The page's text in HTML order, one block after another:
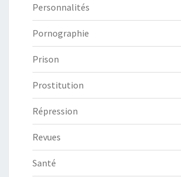
Personnalités
Pornographie
Prison
Prostitution
Répression
Revues
Santé